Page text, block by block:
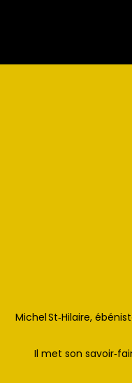
Michel St‑Hilaire,
Il met son